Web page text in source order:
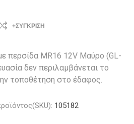
+ΣΎΓΚΡΙΣΗ
περσίδα MR16 12V Μαύρο (GL-
δεν περιλαμβάνεται το
τοποθέτηση στο έδαφος.
105182